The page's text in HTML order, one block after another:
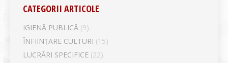
CATEGORII ARTICOLE
IGIENĂ PUBLICĂ (9)
ÎNFIINȚARE CULTURI (15)
LUCRĂRI SPECIFICE (22)